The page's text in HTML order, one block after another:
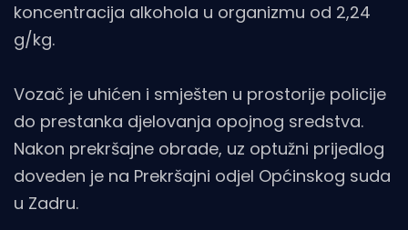
koncentracija alkohola u organizmu od 2,24
g/kg.
Vozač je uhićen i smješten u prostorije policije
do prestanka djelovanja opojnog sredstva.
Nakon prekršajne obrade, uz optužni prijedlog
doveden je na Prekršajni odjel Općinskog suda
u Zadru.